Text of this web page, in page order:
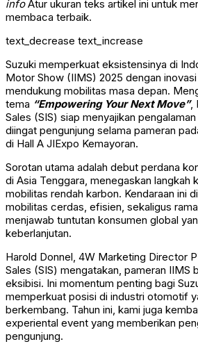
infoAtur ukuran teks artikel ini untuk
membaca terbaik.
text_decrease text_increase
Suzuki memperkuat eksistensinya di
Motor Show (IIMS) 2025 dengan
mendukung mobilitas masa depan.
tema “Empowering Your Next Move”,
Sales (SIS) siap menyajikan
diingat pengunjung selama pameran
di Hall A JIExpo Kemayoran.
Sorotan utama adalah debut perdana
di Asia Tenggara, menegaskan langkah
mobilitas rendah karbon. Kendaraan ini
mobilitas cerdas, efisien, sekaligus
menjawab tuntutan konsumen global
keberlanjutan.
Harold Donnel, 4W Marketing Director
Sales (SIS) mengatakan, pameran IIMS
eksibisi. Ini momentum penting bagi
memperkuat posisi di industri otomotif
berkembang. Tahun ini, kami juga
experiental event yang memberikan
pengunjung.